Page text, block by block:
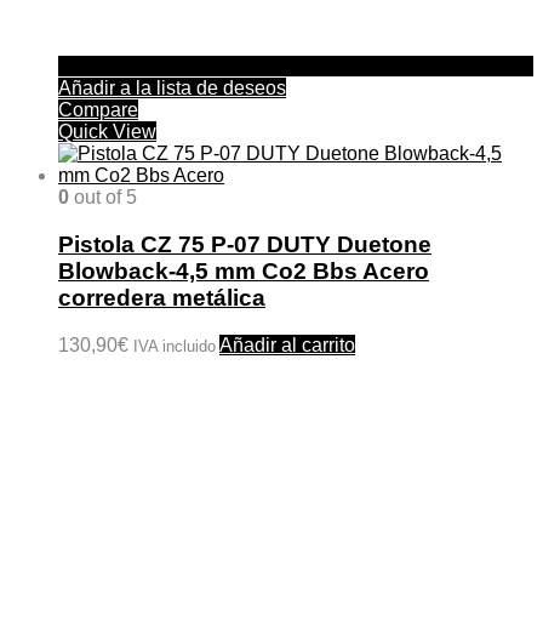
Añadir a la lista de deseos
Compare
Quick View
0 out of 5
Pistola CZ 75 P-07 DUTY Duetone
Blowback-4,5 mm Co2 Bbs Acero
corredera metálica
130,90€ IVA incluido Añadir al carrito